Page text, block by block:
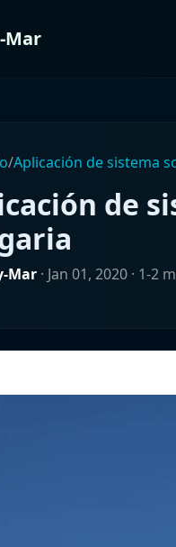
Mar
/Aplicación de sistema
de
Mar · Jan 01, 2020 · 1-2